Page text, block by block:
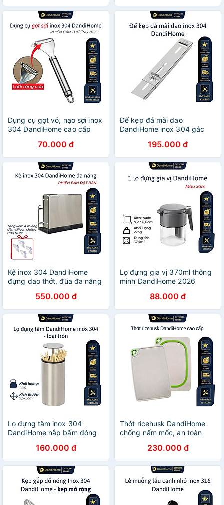
Dụng cụ gọt vỏ, nạo sợi inox
304 DandiHome cao cấp
70.000 đ
Đế kẹp đá mài dao
DandiHome inox 304 gác
195.000 đ
Kệ inox 304 DandiHome
đựng dao thớt, đũa đa năng
550.000 đ
Lọ đựng gia vị 370ml thông
minh DandiHome 2026
88.000 đ
Lọ đựng tăm inox 304
DandiHome nắp bấm đóng
160.000 đ
Thớt ricehusk DandiHome
chống nấm mốc, an toàn
230.000 đ